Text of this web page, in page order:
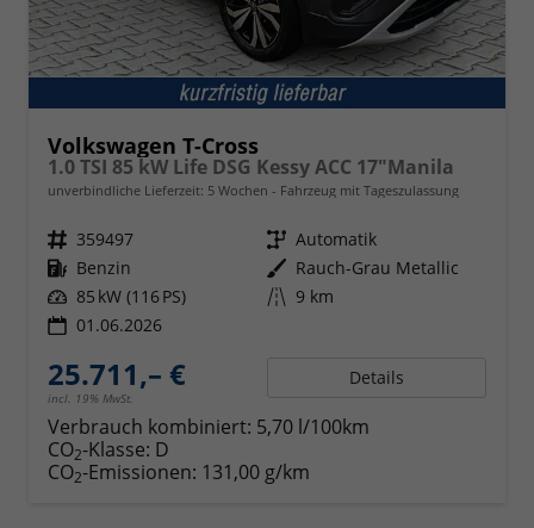
Volkswagen T-Cross
1.0 TSI 85 kW Life DSG Kessy ACC 17"Manila
unverbindliche Lieferzeit: 5 Wochen Fahrzeug mit Tageszulassung
Fahrzeugnr. 359497 Getriebe Automatik
Kraftstoff Benzin Außenfarbe Rauch-Grau Metallic
Leistung 85 kW (116 PS) Kilometerstand 9 km
01.06.2026
25.711,– €
incl. 19% MwSt.
Details
Verbrauch kombiniert: 5,70 l/100km
CO2-Klasse: D
CO2-Emissionen: 131,00 g/km